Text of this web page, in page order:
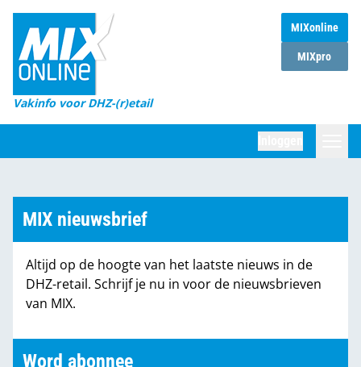
MIXonline
MIXpro
Vakinfo voor DHZ-(r)etail
Home
Magazines
DHZ Sessie
Marktcijfers
Partners
MIX nieuwsbrief
Altijd op de hoogte van het laatste nieuws in de
DHZ-retail. Schrijf je nu in voor de nieuwsbrieven
van MIX.
Word abonnee